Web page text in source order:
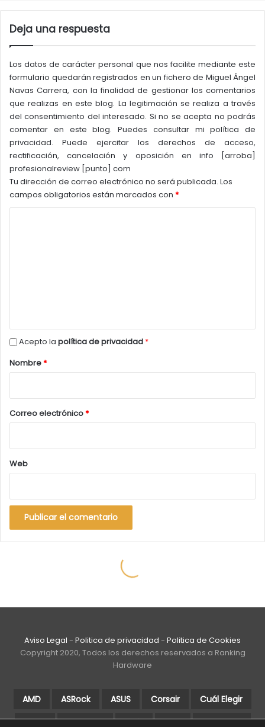
Aviso Legal - Politica de privacidad - Politica de Cookies
Copyright 2020, Todos los derechos reservados a Ranking
Hardware
AMD ASRock ASUS Corsair
Cuál Elegir
DDR4
Gigabyte Guía Intel Intel Core